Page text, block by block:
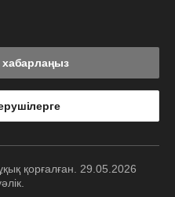
қорғалған. 29.05.2026